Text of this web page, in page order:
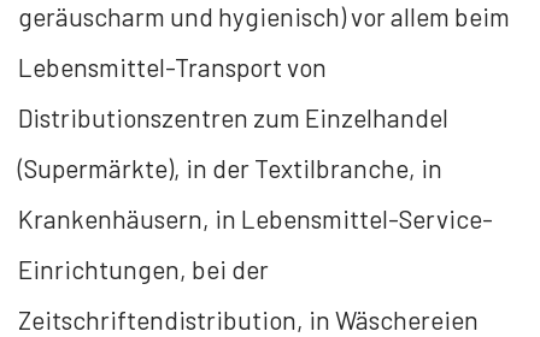
geräuscharm und hygienisch) vor allem beim
Lebensmittel-Transport von
Distributionszentren zum Einzelhandel
(Supermärkte), in der Textilbranche, in
Krankenhäusern, in Lebensmittel-Service-
Einrichtungen, bei der
Zeitschriftendistribution, in Wäschereien